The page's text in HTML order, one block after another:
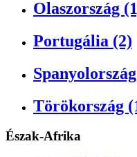
Olaszország
Portugália (2)
Törökország
Észak-Afrika